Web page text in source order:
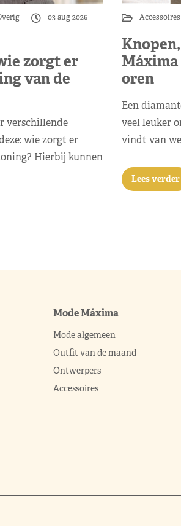
03 aug 2026
zorgt er
van de
verschillende
wie zorgt er
Hierbij kunnen
Accessoires
Máxima
oren
Een
veel leuker
vindt van
Lees verder
Mode Máxima
Mode algemeen
Outfit van de maand
Ontwerpers
Accessoires